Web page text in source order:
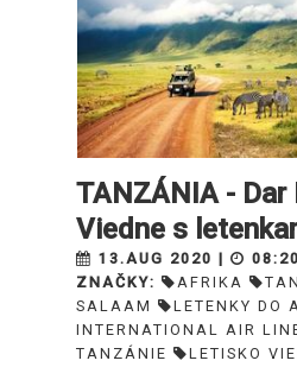
TANZÁNIA - Dar
Viedne s
13.AUG 2020 |
08:20
ZNAČKY:
AFRIKA
SALAAM
LETENKY DO
INTERNATIONAL AIR
TANZÁNIE
LETISKO